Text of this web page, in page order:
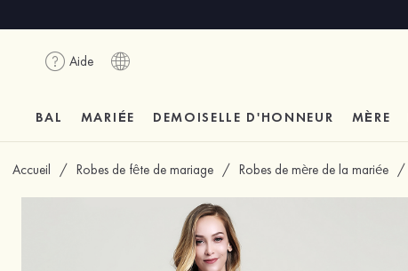
Aide
BAL MARIÉE DEMOISELLE D'HONNEUR MÈRE
Accueil / Robes de fête de mariage / Robes de mère de la mariée /